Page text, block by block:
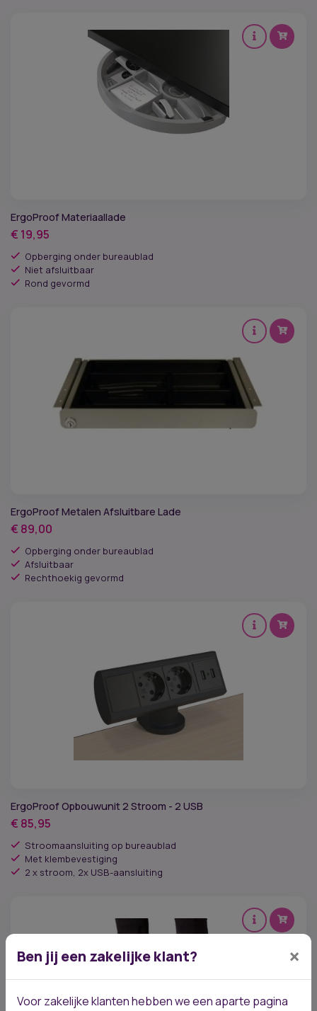
ErgoProof Materiaallade
€ 19,95
Opberging onder bureaublad
Niet afsluitbaar
Rond gevormd
ErgoProof Metalen Afsluitbare Lade
€ 89,00
Opberging onder bureaublad
Afsluitbaar
Rechthoekig gevormd
ErgoProof Opbouwunit 2 Stroom - 2 USB
€ 85,95
Stroomaansluiting op bureaublad
Met klembevestiging
2 x stroom, 2x USB-aansluiting
Ben jij een zakelijke klant? ×
Voor zakelijke klanten hebben we een aparte pagina